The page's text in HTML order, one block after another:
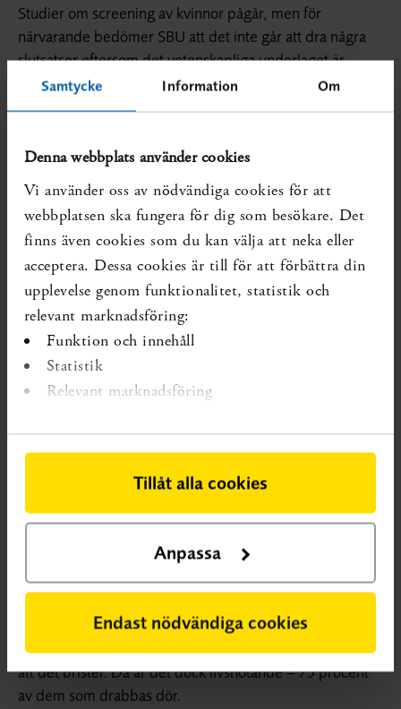
Samtycke Information Om
Denna webbplats använder cookies
Vi använder oss av nödvändiga cookies för att
webbplatsen ska fungera för dig som besökare. Det
finns även cookies som du kan välja att neka eller
acceptera. Dessa cookies är till för att förbättra din
upplevelse genom funktionalitet, statistik och
relevant marknadsföring:
Funktion och innehåll
Statistik
Relevant marknadsföring
Tillåt alla cookies
Anpassa
Endast nödvändiga cookies
Studier om screening av kvinnor pågår, men för
närvarande bedömer SBU att det inte går att dra några
slutsatser eftersom det vetenskapliga underlaget är
otillräckligt.
För att screeningen ska vara etiskt försvarbar krävs att alla
information om konsekvenserna av undersökning och
behandling. De ska också få tillfälle att överväga olika
alternativ i samråd med behandlande läkare och
anhöriga.
Rapporten är en uppdatering av en SBU-rapport som
kom i slutet av år 2003.
Screening av män görs i dag i landstingen i Uppsala,
Östergötlands, Västmanlands, Dalarnas och Sörmlands
län. Flera andra landsting planerar att införa metoden.
Bakgrund
Det medicinska namnet för bråck på stora
en utvidgning av stora kroppspulsådern som orsakats av
en försvagning i blodkärlets vägg.
Bråcket kan vidgas men hur snabbt det går varierar
Bråcket ger oftast inga symtom förrän det blivit så stort
att det brister. Då är det dock livshotande – 75 procent
av dem som drabbas dör.